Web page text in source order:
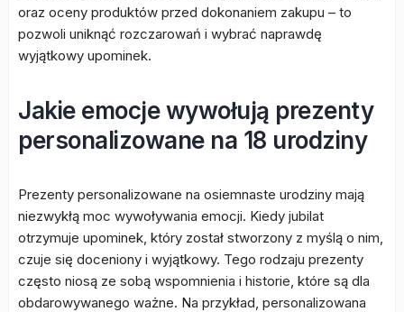
oraz oceny produktów przed dokonaniem zakupu – to
pozwoli uniknąć rozczarowań i wybrać naprawdę
wyjątkowy upominek.
Jakie emocje wywołują prezenty
personalizowane na 18 urodziny
Prezenty personalizowane na osiemnaste urodziny mają
niezwykłą moc wywoływania emocji. Kiedy jubilat
otrzymuje upominek, który został stworzony z myślą o nim,
czuje się doceniony i wyjątkowy. Tego rodzaju prezenty
często niosą ze sobą wspomnienia i historie, które są dla
obdarowywanego ważne. Na przykład, personalizowana